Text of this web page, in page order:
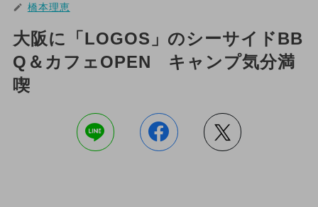
橋本理恵
大阪に「LOGOS」のシーサイドBB
Q＆カフェOPEN キャンプ気分満
喫